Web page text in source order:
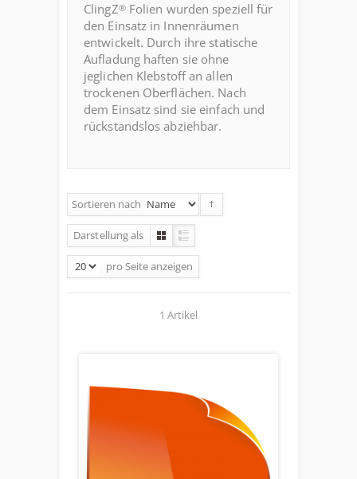
ClingZ®Folien wurden speziell für
den Einsatz in Innenräumen
entwickelt. Durch ihre statische
Aufladung haften sie ohne
jeglichen Klebstoff an allen
trockenen Oberflächen. Nach
dem Einsatz sind sie einfach und
rückstandslos abziehbar.
Sortieren nach
Darstellung als
pro Seiteanzeigen
1 Artikel